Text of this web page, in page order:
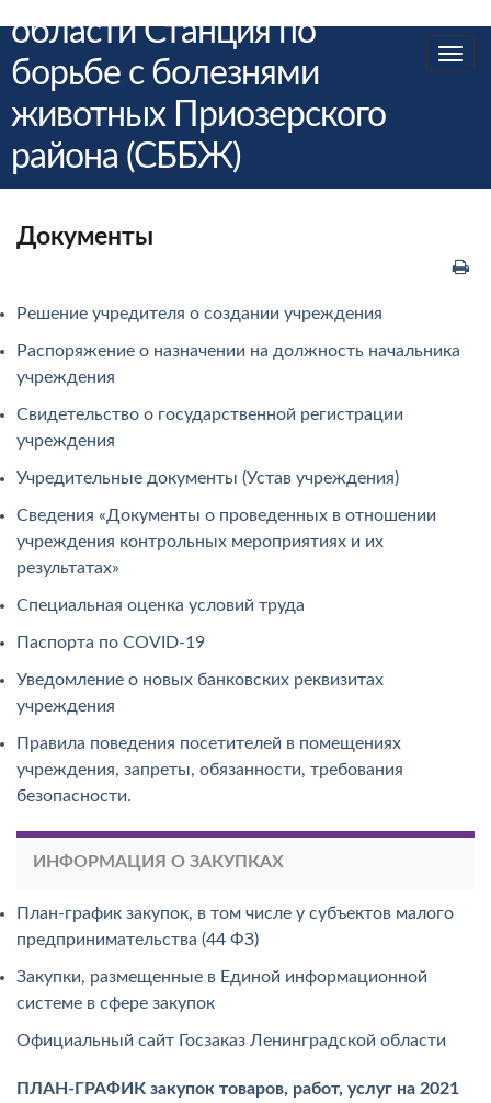
Вкл/
области Станция по
борьбе с болезнями
животных Приозерского
района (СББЖ)
Документы
Решение учредителя о создании учреждения
Распоряжение о назначении на должность начальника
учреждения
Свидетельство о государственной регистрации
учреждения
Учредительные документы (Устав учреждения)
Сведения «Документы о проведенных в отношении
учреждения контрольных мероприятиях и их
результатах»
Специальная оценка условий труда
Паспорта по COVID-19
Уведомление о новых банковских реквизитах
учреждения
Правила поведения посетителей в помещениях
учреждения, запреты, обязанности, требования
безопасности.
ИНФОРМАЦИЯ О ЗАКУПКАХ
План-график закупок, в том числе у субъектов малого
предпринимательства (44 ФЗ)
Закупки, размещенные в Единой информационной
системе в сфере закупок
Официальный сайт Госзаказ Ленинградской области
ПЛАН-ГРАФИК закупок товаров, работ, услуг на 2021